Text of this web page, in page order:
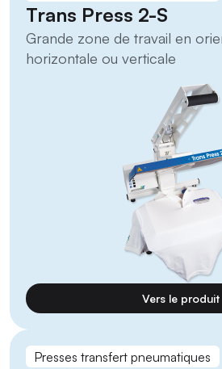
Trans Press 2-S
Grande zone de travail en
horizontale ou verticale
Vers le produit
Presses transfert pneumatiques